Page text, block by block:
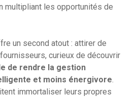
multipliant les opportunités de
un second atout : attirer de
curieux de découvrir
de rendre la gestion
et moins énergivore
immortaliser leurs propres